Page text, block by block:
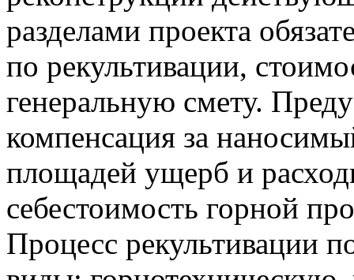
разделами проекта
по рекультивации,
генеральную смету.
компенсация за
площадей ущерб и
себестоимость горной
Процесс рекультивации